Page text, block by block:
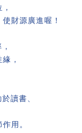
財源廣進喔！
，
讀書、
用。